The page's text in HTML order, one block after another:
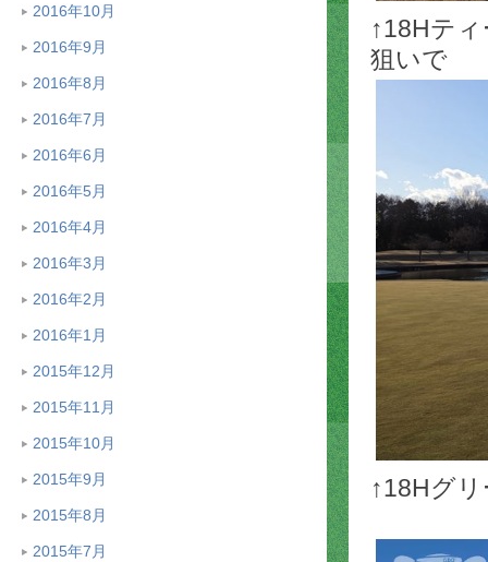
2016年10月
2016年9月
2016年8月
2016年7月
2016年6月
2016年5月
2016年4月
2016年3月
2016年2月
2016年1月
2015年12月
2015年11月
2015年10月
2015年9月
2015年8月
2015年7月
↑18Hテ
狙いで
↑18Hグ